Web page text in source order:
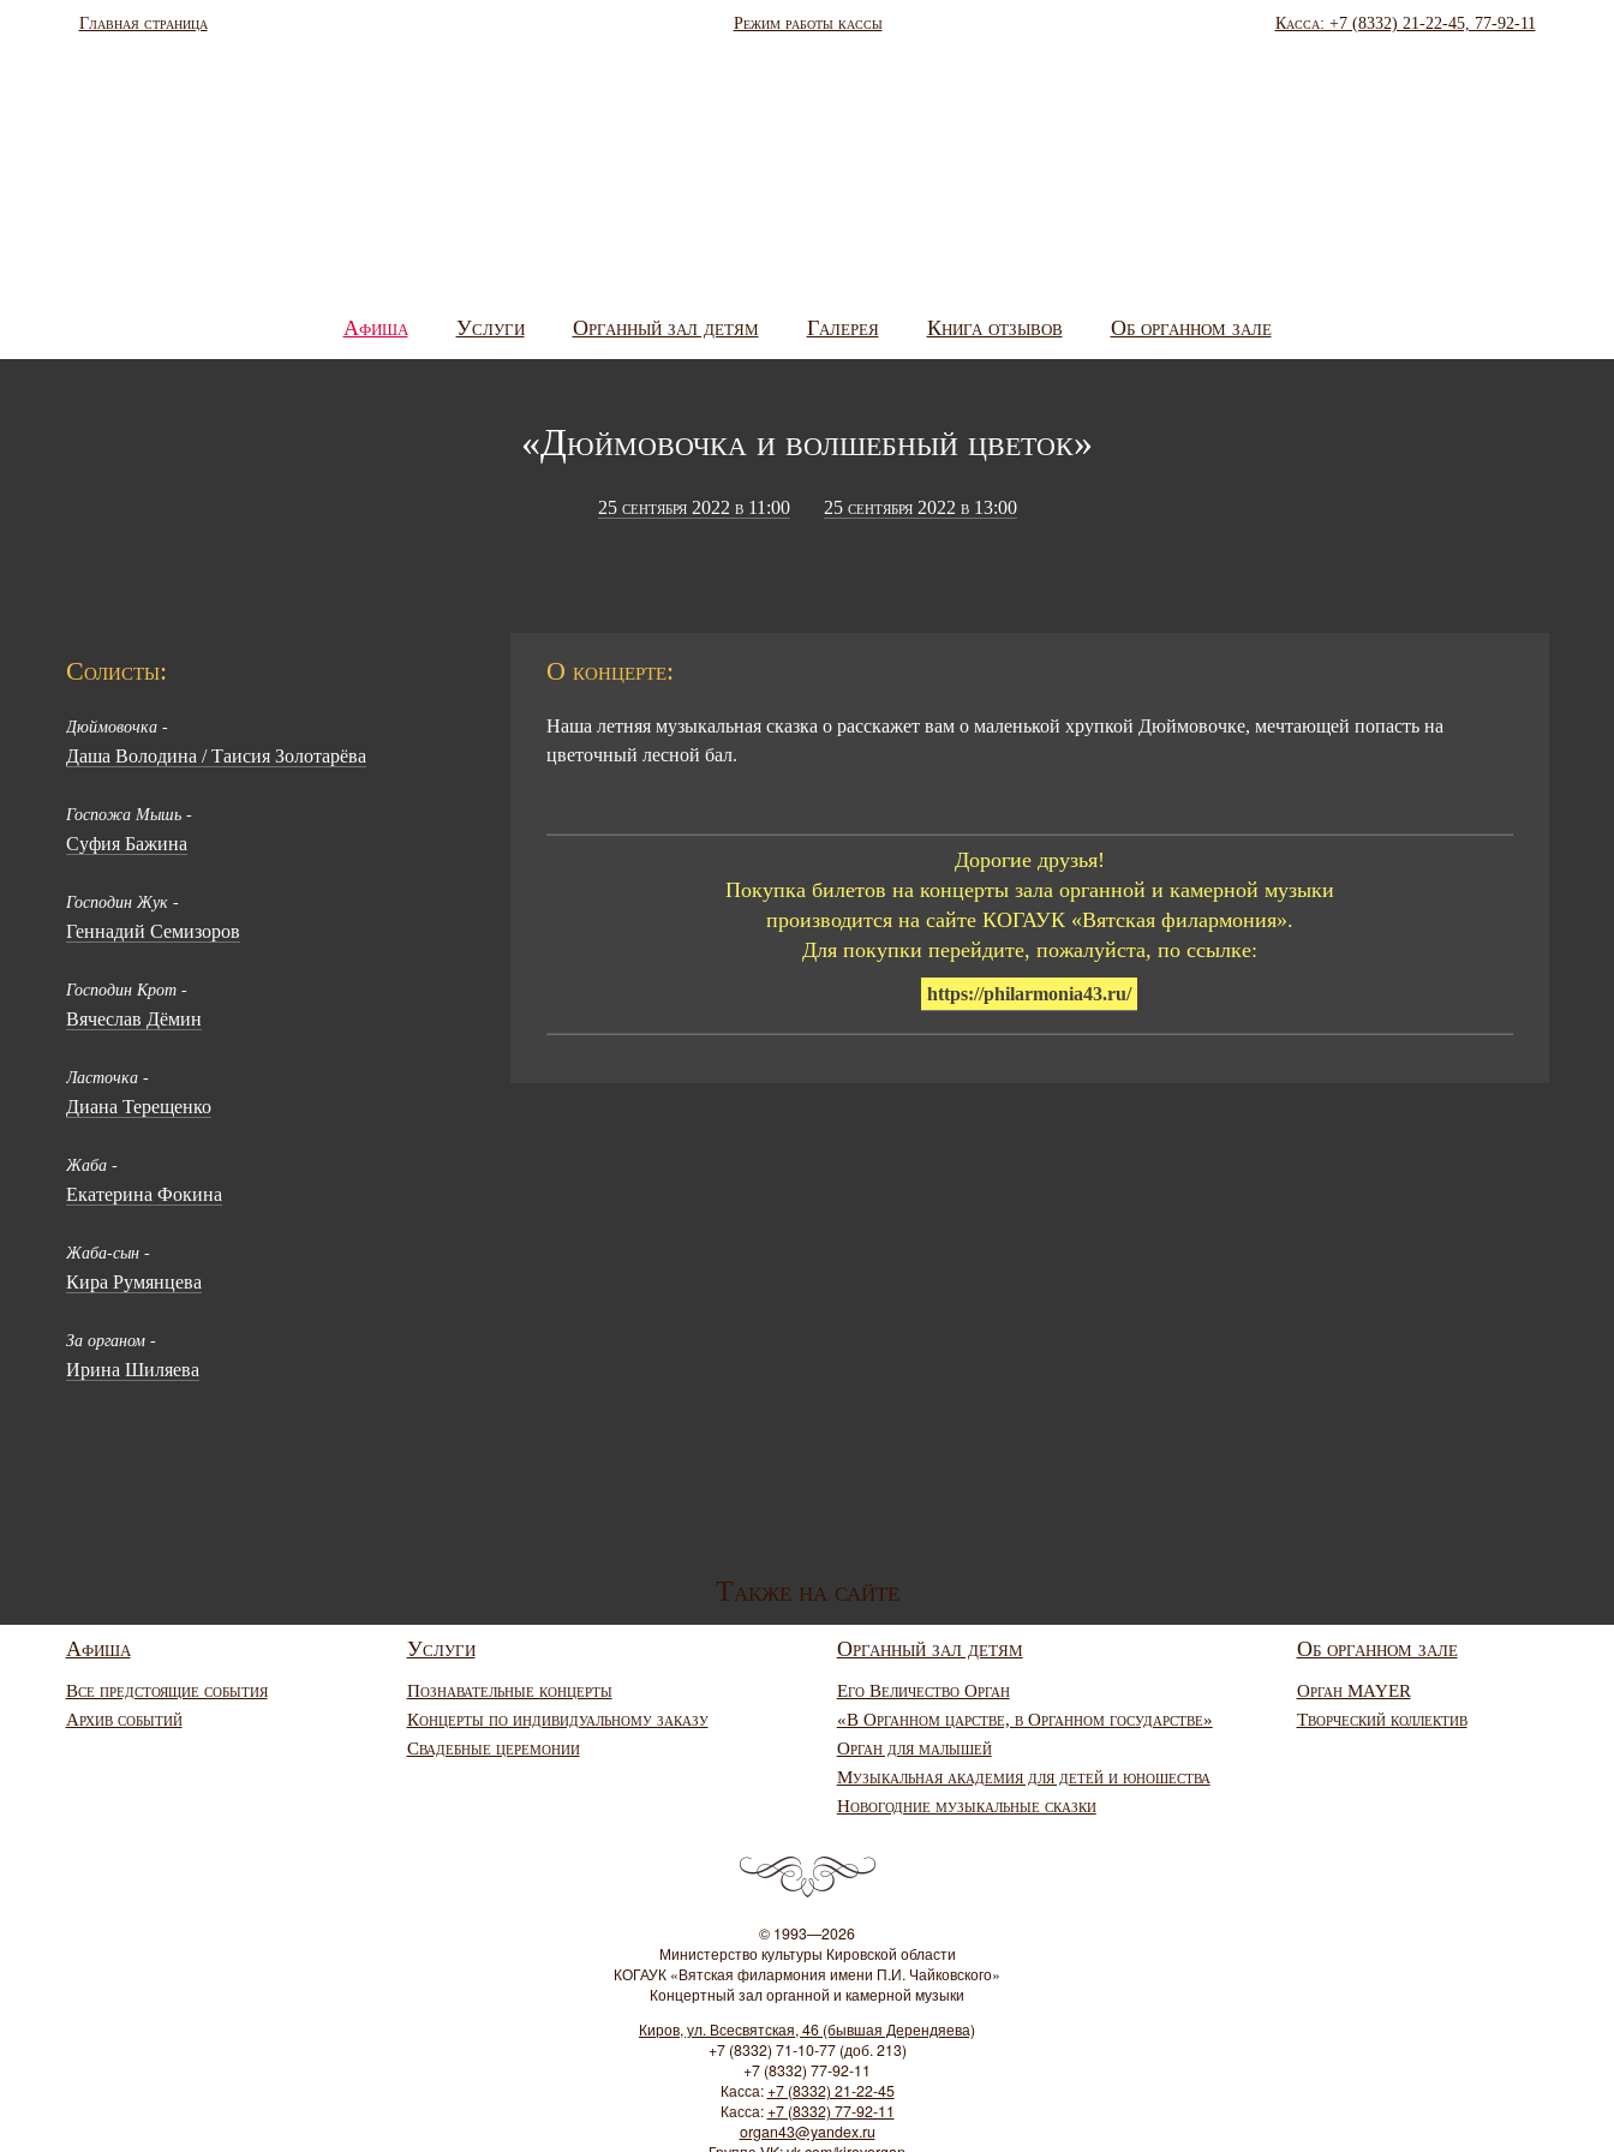
Главная страница Режим работы кассы Касса: +7 (8332) 21-22-45, 77-92-11
Афиша Услуги Органный зал детям Галерея Книга отзывов Об органном зале
«Дюймовочка и волшебный цветок»
25 сентября 2022 в 11:00 25 сентября 2022 в 13:00
Солисты:
Дюймовочка -
Даша Володина / Таисия Золотарёва
Госпожа Мышь -
Суфия Бажина
Господин Жук -
Геннадий Семизоров
Господин Крот -
Вячеслав Дёмин
Ласточка -
Диана Терещенко
Жаба -
Екатерина Фокина
Жаба-сын -
Кира Румянцева
За органом -
Ирина Шиляева
О концерте:
Наша летняя музыкальная сказка о расскажет вам о маленькой хрупкой Дюймовочке, мечтающей попасть на
цветочный лесной бал.
Дорогие друзья!
Покупка билетов на концерты зала органной и камерной музыки
производится на сайте КОГАУК «Вятская филармония».
Для покупки перейдите, пожалуйста, по ссылке:
https://philarmonia43.ru/
Также на сайте
Афиша
Все предстоящие события
Архив событий
Услуги
Познавательные концерты
Концерты по индивидуальному заказу
Свадебные церемонии
Органный зал детям
Его Величество Орган
«В Органном царстве, в Органном государстве»
Орган для малышей
Музыкальная академия для детей и юношества
Новогодние музыкальные сказки
Об органном зале
Орган MAYER
Творческий коллектив
© 1993—2026
Министерство культуры Кировской области
КОГАУК «Вятская филармония имени П.И. Чайковского»
Концертный зал органной и камерной музыки
Киров, ул. Всесвятская, 46 (бывшая Дерендяева)
+7 (8332) 71-10-77 (доб. 213)
+7 (8332) 77-92-11
Касса:+7 (8332) 21-22-45
Касса:+7 (8332) 77-92-11
organ43@yandex.ru